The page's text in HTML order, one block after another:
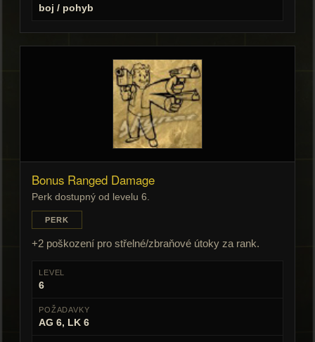
boj / pohyb
Bonus Ranged Damage
Perk dostupný od levelu 6.
PERK
+2 poškození pro střelné/zbraňové útoky za rank.
LEVEL
6
POŽADAVKY
AG 6, LK 6